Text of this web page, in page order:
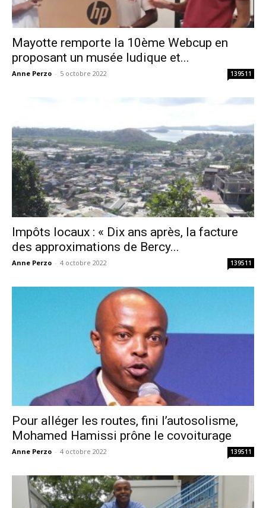
Mayotte remporte la 10ème Webcup en
proposant un musée ludique et...
Anne Perzo - 5 octobre 2022 139511
Impôts locaux : « Dix ans après, la facture
des approximations de Bercy...
Anne Perzo - 4 octobre 2022 139511
Pour alléger les routes, fini l’autosolisme,
Mohamed Hamissi prône le covoiturage
Anne Perzo - 4 octobre 2022 139511